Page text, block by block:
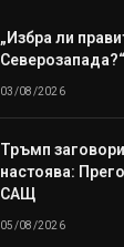
„Избра ли
Северозапада?“
03/08/2026
Тръмп
настоява:
САЩ
05/08/2026